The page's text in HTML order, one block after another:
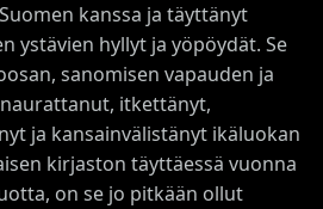
kanssa ja täyttänyt
ystävien hyllyt ja yöpöydät. Se
sanomisen vapauden ja
itkettänyt,
ja kansainvälistänyt ikäluokan
kirjaston täyttäessä vuonna
on se jo pitkään ollut